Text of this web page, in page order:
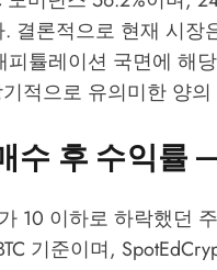
결론적으로 현재 시
튤레이션 국면에 해
적으로 유의미한 양
수 후 수익률
10 이하로 하락했던
기준이며,